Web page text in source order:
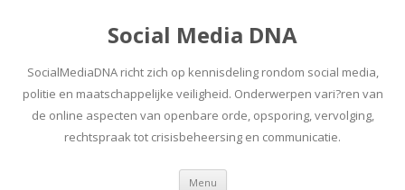
Social Media DNA
SocialMediaDNA richt zich op kennisdeling rondom social media,
politie en maatschappelijke veiligheid. Onderwerpen vari?ren van
de online aspecten van openbare orde, opsporing, vervolging,
rechtspraak tot crisisbeheersing en communicatie.
Menu Spring